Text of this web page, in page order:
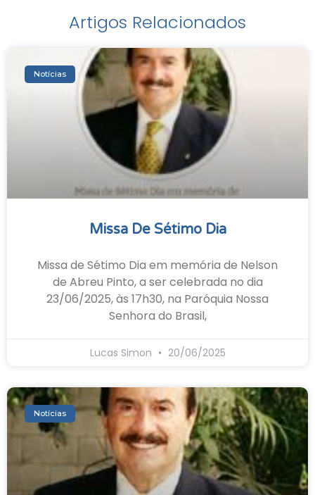
Artigos Relacionados
Notícias
Missa De Sétimo Dia
Missa de Sétimo Dia em memória de Nelson
de Abreu Pinto, a ser celebrada no dia
23/06/2025, às 17h30, na Paróquia Nossa
Senhora do Brasil,
Lucas Simon 20/06/2025
Notícias